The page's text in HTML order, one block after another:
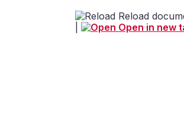
Reload
Open in new